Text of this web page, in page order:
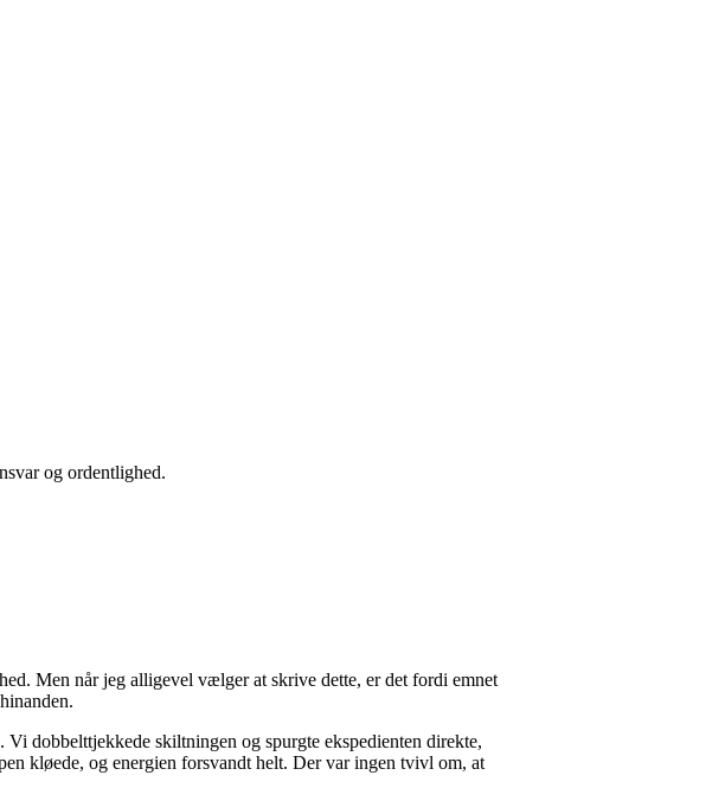
og ordentlighed.
Men når jeg alligevel vælger at skrive dette, er det fordi emnet
dobbelttjekkede skiltningen og spurgte ekspedienten direkte,
kløede, og energien forsvandt helt. Der var ingen tvivl om, at